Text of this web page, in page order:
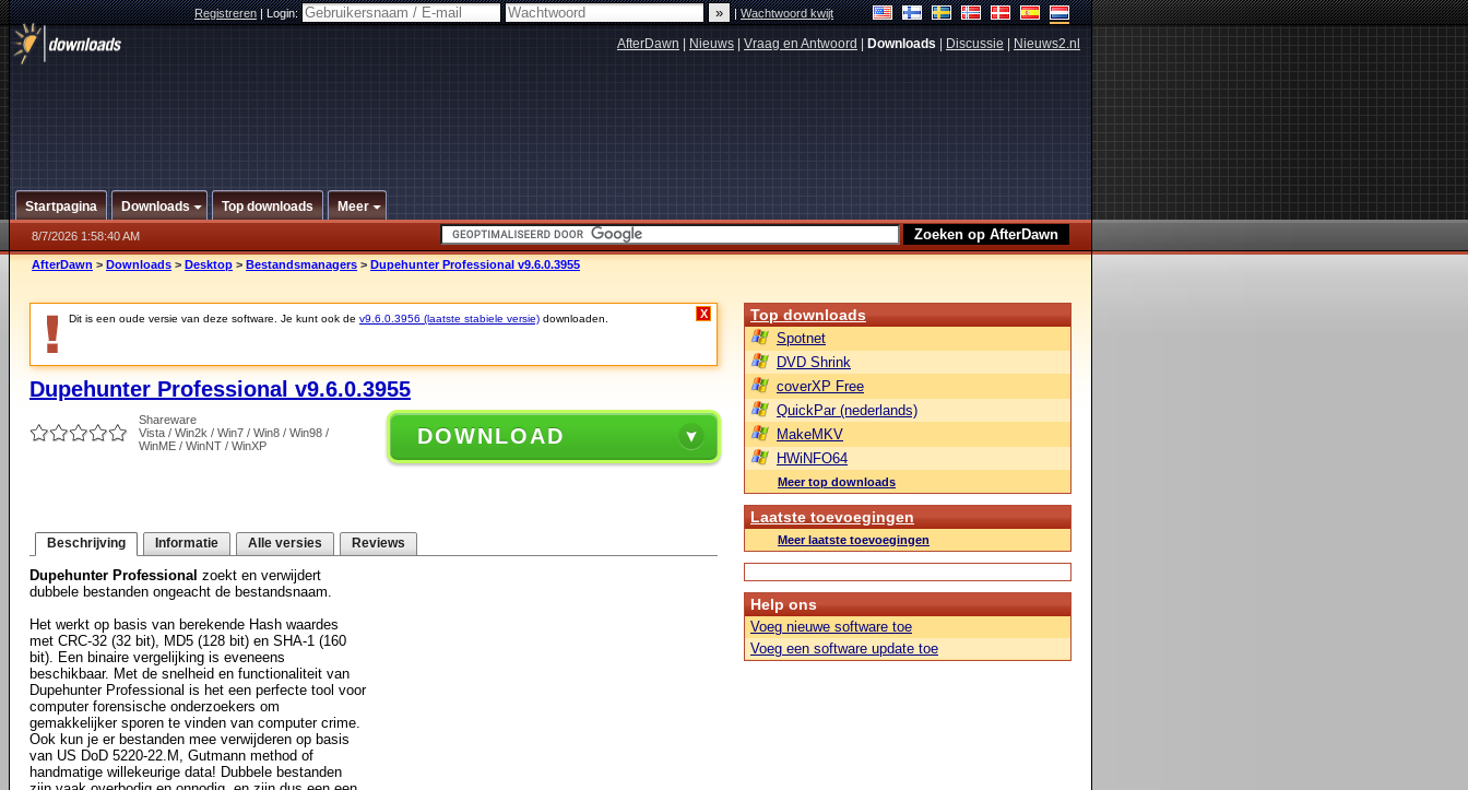
Registreren|Login: |Wachtwoord kwijt
AfterDawn Nieuws Vraag en Antwoord Downloads Discussie Nieuws2.nl
Startpagina Downloads Top downloads Meer
8/7/2026 1:58:40 AM
AfterDawn > Downloads > Desktop > Bestandsmanagers > Dupehunter Professional v9.6.0.3955
Dit is een oude versie van deze software. Je kunt ook de v9.6.0.3956 (laatste stabiele versie) downloaden. X
Dupehunter Professional v9.6.0.3955
Shareware
Vista / Win2k / Win7 / Win8 / Win98 /
WinME / WinNT / WinXP
DOWNLOAD
Beschrijving Informatie Alle versies Reviews
Dupehunter Professional zoekt en verwijdert
dubbele bestanden ongeacht de bestandsnaam.
Het werkt op basis van berekende Hash waardes
met CRC-32 (32 bit), MD5 (128 bit) en SHA-1 (160
bit). Een binaire vergelijking is eveneens
beschikbaar. Met de snelheid en functionaliteit van
Dupehunter Professional is het een perfecte tool voor
computer forensische onderzoekers om
gemakkelijker sporen te vinden van computer crime.
Ook kun je er bestanden mee verwijderen op basis
van US DoD 5220-22.M, Gutmann method of
handmatige willekeurige data! Dubbele bestanden
Top downloads
Spotnet
DVD Shrink
coverXP Free
QuickPar (nederlands)
MakeMKV
HWiNFO64
Meer top downloads
Laatste toevoegingen
Meer laatste toevoegingen
Help ons
Voeg nieuwe software toe
Voeg een software update toe